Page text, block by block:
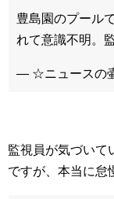
豊島園のプール
れて意識不明。
— ☆ニュースの
監視員が気づいて
ですが、本当に怠